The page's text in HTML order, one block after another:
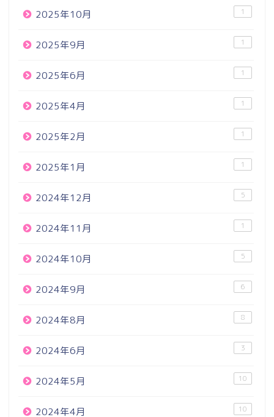
2025年10月 1
2025年9月 1
2025年6月 1
2025年4月 1
2025年2月 1
2025年1月 1
2024年12月 5
2024年11月 1
2024年10月 5
2024年9月 6
2024年8月 8
2024年6月 3
2024年5月 10
2024年4月 10